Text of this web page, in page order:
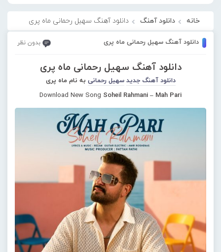
خانه دانلود آهنگ دانلود آهنگ سهیل رحمانی ماه پری
دانلود آهنگ سهیل رحمانی ماه پری بدون نظر
دانلود آهنگ سهیل رحمانی ماه پری
دانلود آهنگ جدید سهیل رحمانی به نام ماه پری
Download New Song Soheil Rahmani – Mah Pari